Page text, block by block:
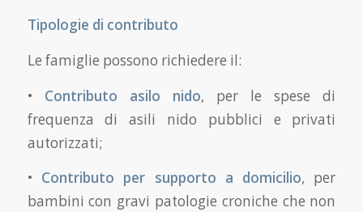
Tipologie di contributo
Le famiglie possono richiedere il:
• Contributo asilo nido, per le spese di
frequenza di asili nido pubblici e privati
autorizzati;
• Contributo per supporto a domicilio, per
bambini con gravi patologie croniche che non